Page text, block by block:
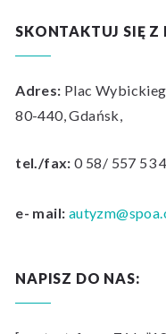
SKONTAKTUJ SIĘ Z
Adres: Plac
80-440, Gdańsk,
tel./fax: 0 58/ 557 53
e- mail:
NAPISZ DO NAS: